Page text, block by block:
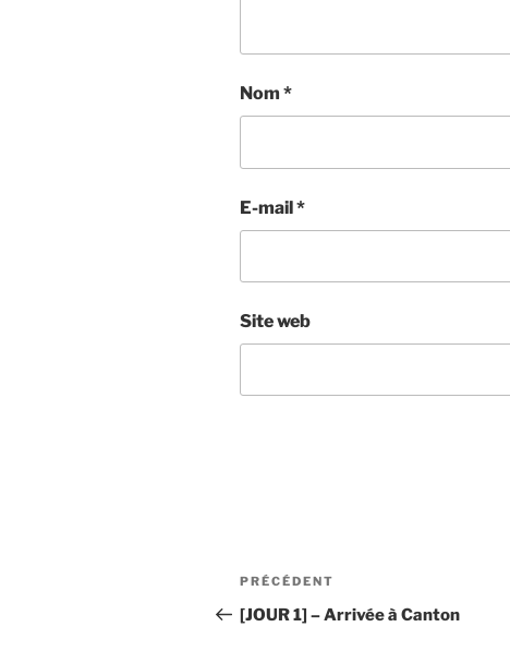
Nom *
E-mail*
Site web
Navigation
de
Article
précédent
PRÉCÉDENT
[JOUR 1] – Arrivée à Canton